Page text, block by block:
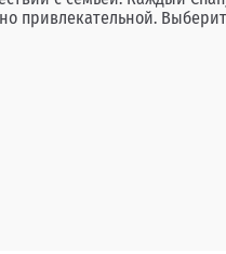
привлекательной.